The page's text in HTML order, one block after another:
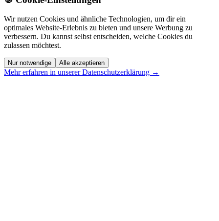
Wir nutzen Cookies und ähnliche Technologien, um dir ein
optimales Website-Erlebnis zu bieten und unsere Werbung zu
verbessern. Du kannst selbst entscheiden, welche Cookies du
zulassen möchtest.
Nur notwendige Alle akzeptieren
Mehr erfahren in unserer Datenschutzerklärung →